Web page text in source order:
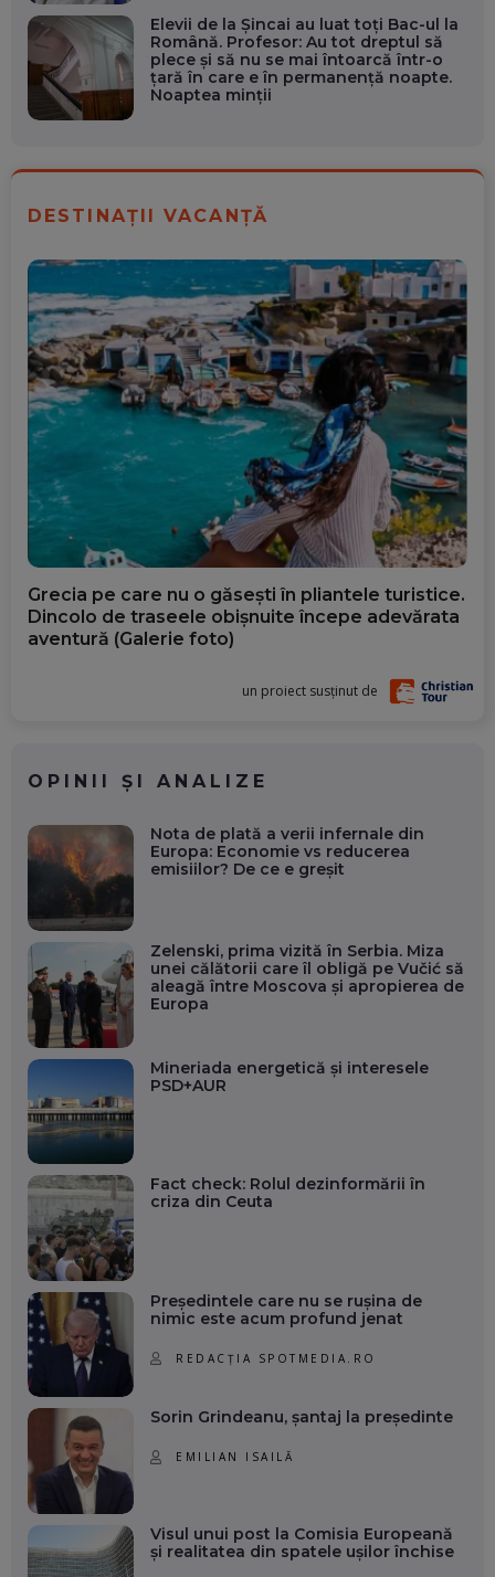
Elevii de la Șincai au luat toți Bac-ul la
Română. Profesor: Au tot dreptul să
plece și să nu se mai întoarcă într-o
țară în care e în permanență noapte.
Noaptea minții
DESTINAȚII VACANȚĂ
Grecia pe care nu o găsești în pliantele turistice.
Dincolo de traseele obișnuite începe adevărata
aventură (Galerie foto)
un proiect susținut de
OPINII ȘI ANALIZE
Nota de plată a verii infernale din
Europa: Economie vs reducerea
emisiilor? De ce e greșit
Zelenski, prima vizită în Serbia. Miza
unei călătorii care îl obligă pe Vučić să
aleagă între Moscova și apropierea de
Europa
Mineriada energetică și interesele
PSD+AUR
Fact check: Rolul dezinformării în
criza din Ceuta
Președintele care nu se rușina de
nimic este acum profund jenat
REDACȚIA SPOTMEDIA.RO
Sorin Grindeanu, șantaj la președinte
EMILIAN ISAILĂ
Visul unui post la Comisia Europeană
și realitatea din spatele ușilor închise